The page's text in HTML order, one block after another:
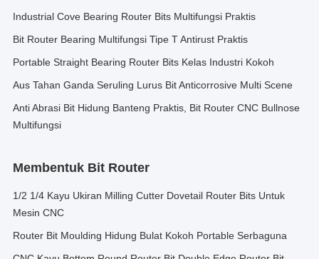
Industrial Cove Bearing Router Bits Multifungsi Praktis
Bit Router Bearing Multifungsi Tipe T Antirust Praktis
Portable Straight Bearing Router Bits Kelas Industri Kokoh
Aus Tahan Ganda Seruling Lurus Bit Anticorrosive Multi Scene
Anti Abrasi Bit Hidung Banteng Praktis, Bit Router CNC Bullnose
Multifungsi
Membentuk Bit Router
1/2 1/4 Kayu Ukiran Milling Cutter Dovetail Router Bits Untuk
Mesin CNC
Router Bit Moulding Hidung Bulat Kokoh Portable Serbaguna